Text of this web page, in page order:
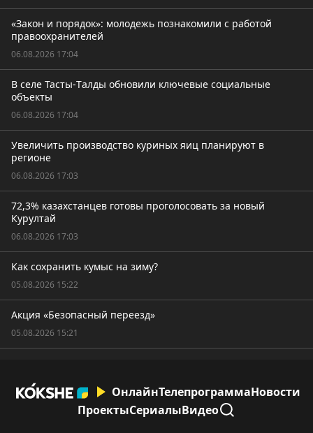
«Закон и порядок»: молодежь познакомили с работой
правоохранителей
06.08.2026 17:04
В селе Тасты-Tалды обновили ключевые социальные
объекты
06.08.2026 17:04
Увеличить производство куриных яиц планируют в
регионе
06.08.2026 17:03
72,3% казахстанцев готовы проголосовать за новый
Курултай
06.08.2026 17:03
Как сохранить кумыс на зиму?
05.08.2026 15:22
Акция «Безопасный переезд»
05.08.2026 15:21
ОнлайнТелепрограммаНовости
ПроектыСериалыВидео